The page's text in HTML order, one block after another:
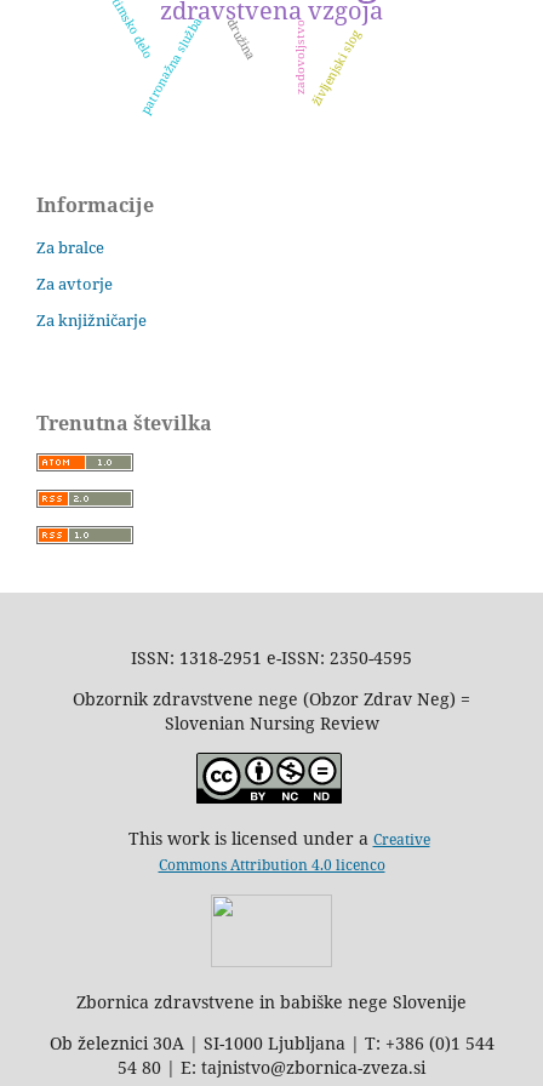
zdravstvena vzgoja
družina zadovoljstvo
timsko delopatronažna služba življenjski slog
Informacije
Za bralce
Za avtorje
Za knjižničarje
Trenutna številka
ISSN: 1318-2951 e-ISSN: 2350-4595
Obzornik zdravstvene nege (Obzor Zdrav Neg) =
Slovenian Nursing Review
This work is licensed under a Creative
Commons Attribution 4.0 licenco
Zbornica zdravstvene in babiške nege Slovenije
Ob železnici 30A | SI-1000 Ljubljana | T: +386 (0)1 544
54 80 | E: tajnistvo@zbornica-zveza.si